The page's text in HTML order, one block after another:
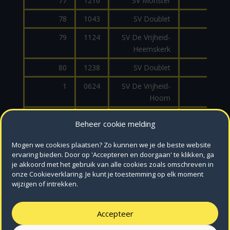
Beheer cookie melding
Mogen we cookies plaatsen? Zo kunnen we je de beste website
ervaring bieden. Door op 'Accepteren en doorgaan' te klikken, ga
je akkoord met het gebruik van alle cookies zoals omschreven in
onze Cookieverklaring. Je kunt je toestemming op elk moment
wijzigen of intrekken.
Accepteer
78
1043 SV Doublet
79
1124
SV De Vrijheid-
Heemskerk
80 1238 SV Doublet
1
0624
SV De Vrijheid-
Hoorn
Hoorn
3 1199
SSV De Vrijheid-
Heiloo
4
0380 SV Doublet